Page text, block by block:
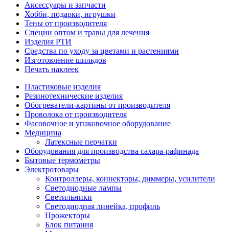
Аксессуары и запчасти
Хобби, подарки, игрушки
Тены от производителя
Специи оптом и травы для лечения
Изделия РТИ
Средства по уходу за цветами и растениями
Изготовление шильдов
Печать наклеек
Пластиковые изделия
Резинотехнические изделия
Обогреватели-картины от производителя
Проволока от производителя
Фасовочное и упаковочное оборудование
Медицина
Латексные перчатки
Оборудования для производства сахара-рафинада
Бытовые термометры
Электротовары
Контроллеры, коннекторы, диммеры, усилители
Светодиодные лампы
Светильники
Светодиодная линейка, профиль
Прожекторы
Блок питания